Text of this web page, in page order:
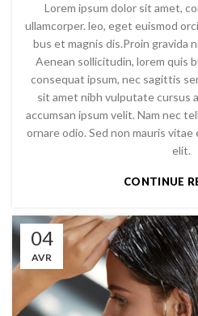
Lorem ipsum dolor sit amet,
ullamcorper. leo, eget euismod
bus et magnis dis.Proin gravida
Aenean sollicitudin, lorem quis
consequat ipsum, nec sagittis
sit amet nibh vulputate cursus
accumsan ipsum velit. Nam nec
ornare odio. Sed non mauris
elit.
CONTINUE
04
AVR